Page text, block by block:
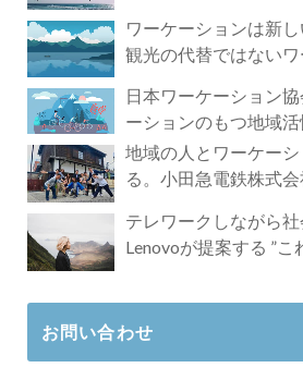
ワーケーションは新し
観光の代替ではないワ
日本ワーケーション
ーションのもつ地域
地域の人とワーケーシ
る。小田急電鉄株式会
テレワークしながら社
Lenovoが提案する ”
お問い合わせ